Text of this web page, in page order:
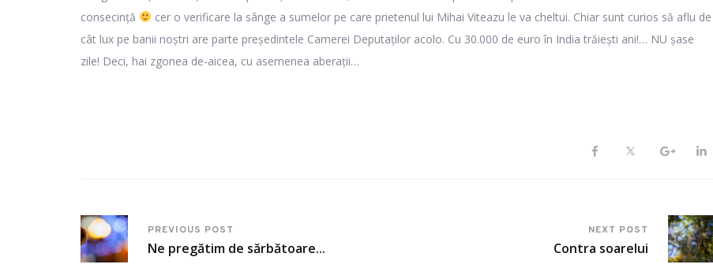
consecință
cer o verificare la sânge a sumelor pe care prietenul lui Mihai Viteazu le va cheltui. Chiar sunt curios să aflu de
cât lux pe banii noștri are parte președintele Camerei Deputaților acolo. Cu 30.000 de euro în India trăiești ani!… NU șase
zile! Deci, hai zgonea de-aicea, cu asemenea aberații…
PREVIOUS POST
Ne pregătim de sărbătoare...
NEXT POST
Contra soarelui